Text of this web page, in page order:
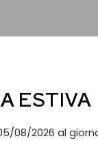
ESTIVA
08/2026 al